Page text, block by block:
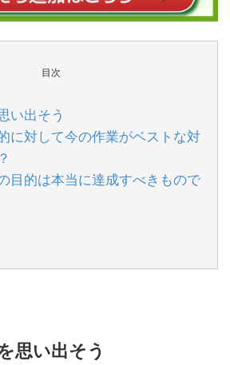
目次
い出そう
に対して今の作業がベストな対
目的は本当に達成すべきもので
思い出そう